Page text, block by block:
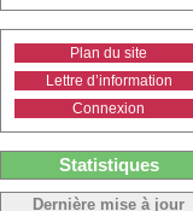
Plan du site
Lettre d’information
Connexion
Statistiques
Dernière mise à jour